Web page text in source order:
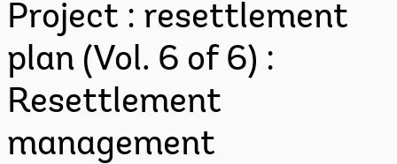
Project : resettlement
plan (Vol. 6 of 6) :
Resettlement
management